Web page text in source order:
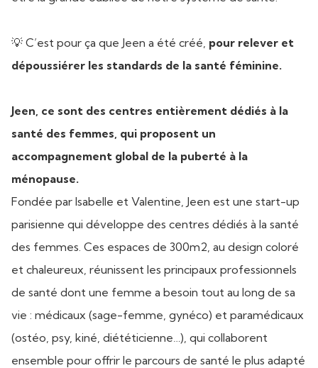
💡 C’est pour ça que Jeen a été créé, pour relever et
dépoussiérer les standards de la santé féminine.
Jeen, ce sont des centres entièrement dédiés à la
santé des femmes, qui proposent un
accompagnement global de la puberté à la
ménopause.
Fondée par Isabelle et Valentine, Jeen est une start-up
parisienne qui développe des centres dédiés à la santé
des femmes. Ces espaces de 300m2, au design coloré
et chaleureux, réunissent les principaux professionnels
de santé dont une femme a besoin tout au long de sa
vie : médicaux (sage-femme, gynéco) et paramédicaux
(ostéo, psy, kiné, diététicienne…), qui collaborent
ensemble pour offrir le parcours de santé le plus adapté